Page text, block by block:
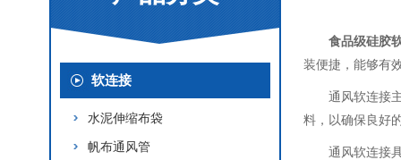
软连接
水泥伸缩布袋
帆布通风管
食品级硅胶
装便捷，能够有
通风软连接
料，以确保良好
通风软连接